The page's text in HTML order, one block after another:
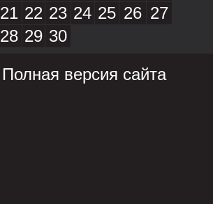
21 22 23 24 25 26 27
28 29 30
Полная версия сайта